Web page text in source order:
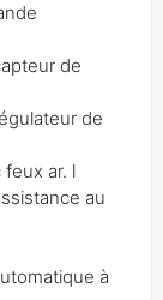
de
de
feux ar. l
au
à